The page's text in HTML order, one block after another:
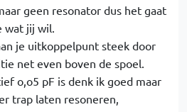
geen resonator dus het gaat
wat jij wil.
je uitkoppelpunt steek door
net even boven de spoel.
o,o5 pF is denk ik goed maar
trap laten resoneren,